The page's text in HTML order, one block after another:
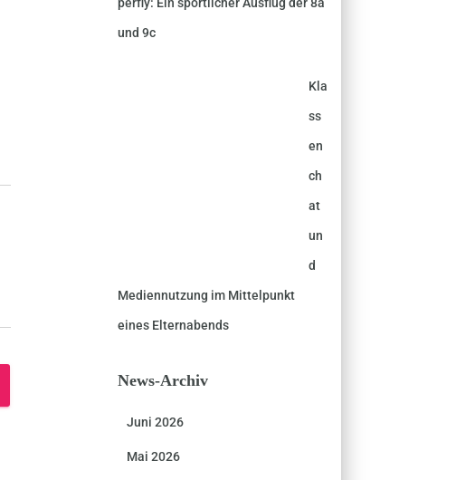
perfly: Ein sportlicher Ausflug der 8a
und 9c
Kla
ss
en
ch
at
un
d
Mediennutzung im Mittelpunkt
eines Elternabends
News-Archiv
Juni 2026
Mai 2026